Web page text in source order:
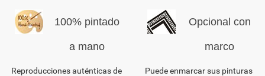
100% pintado
a mano
Reproducciones auténticas de
Opcional con
marco
Puede enmarcar sus pinturas